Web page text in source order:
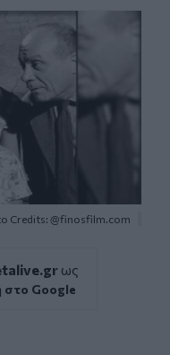
Credits: @finosfilm.com
ως
στο Google